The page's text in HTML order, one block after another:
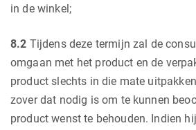
in de winkel;
8.2 Tijdens deze termijn zal de
omgaan met het product en de
product slechts in die mate
zover dat nodig is om te kunnen
product wenst te behouden. Indien